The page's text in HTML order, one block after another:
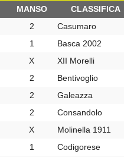
MANSO
CLASSIFICA
2
Casumaro
1
Basca 2002
X
XII Morelli
2
Bentivoglio
2
Galeazza
2
Consandolo
X
Molinella 1911
1
Codigorese